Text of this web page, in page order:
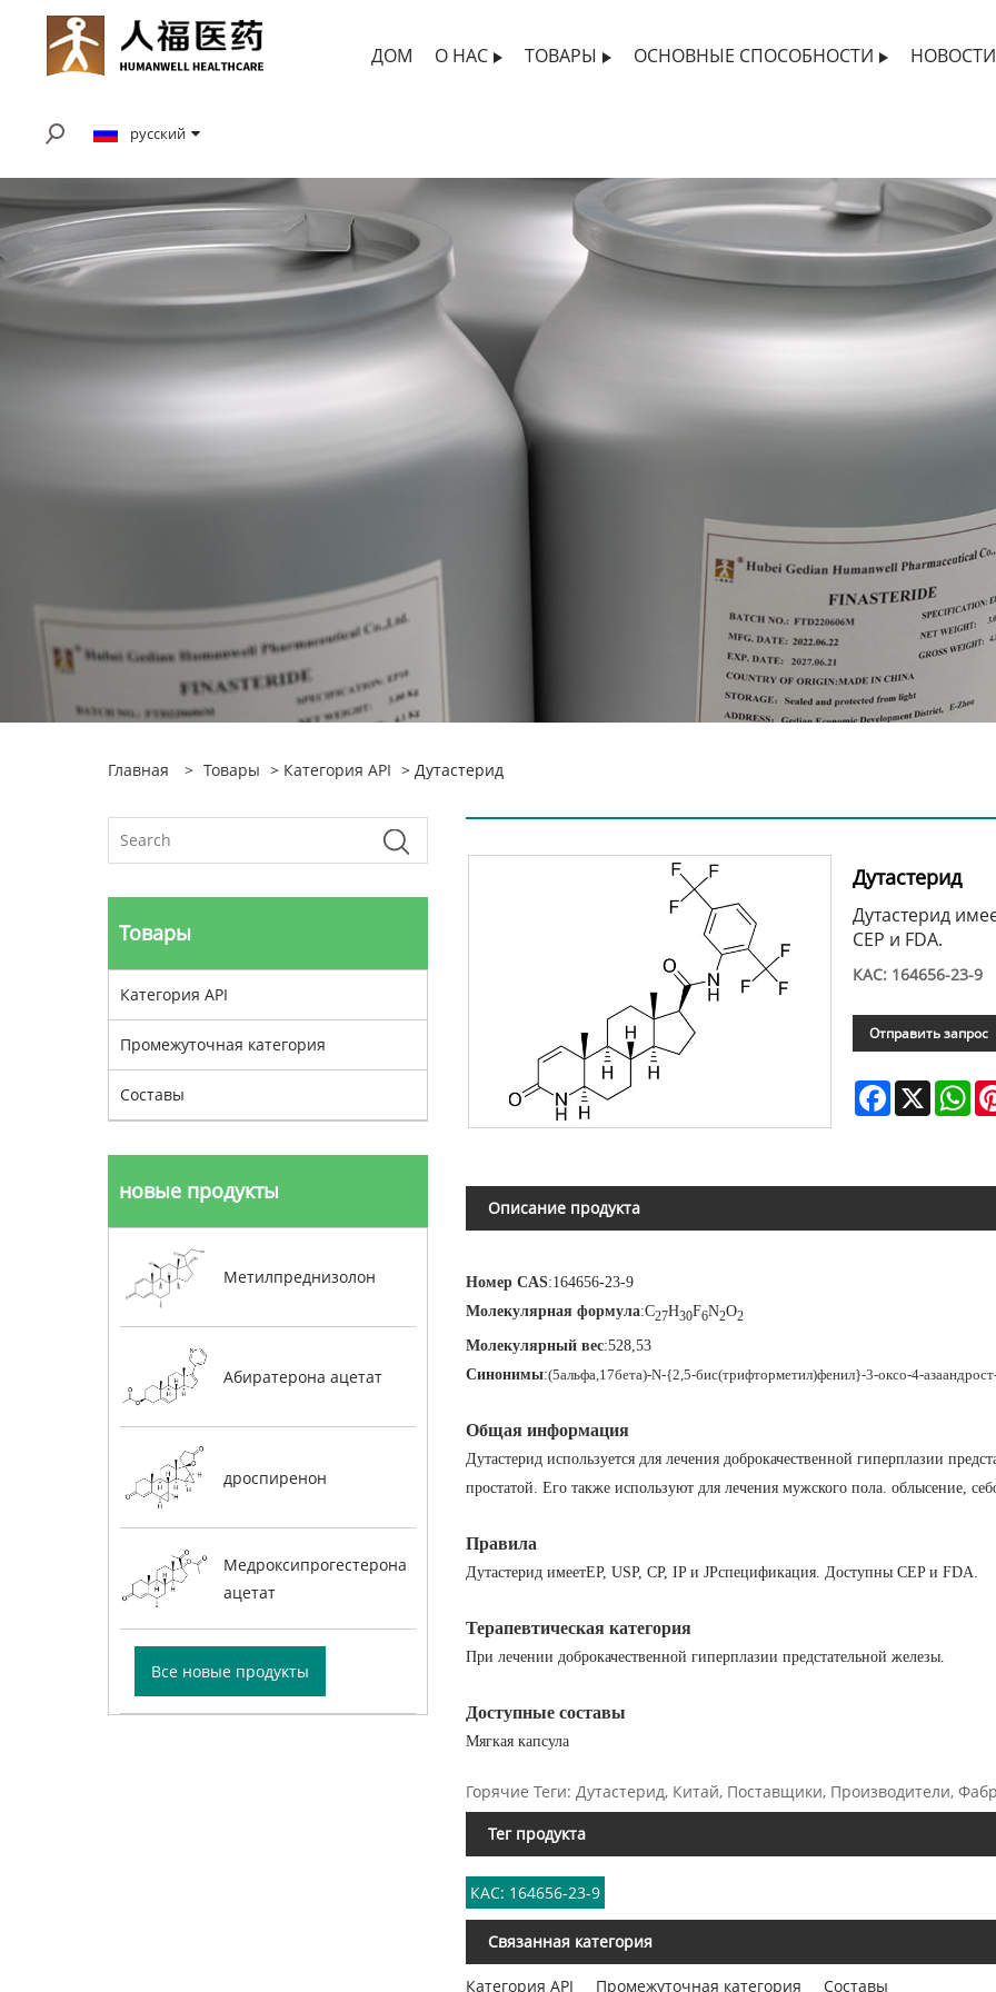
ДОМ О НАС ТОВАРЫ ОСНОВНЫЕ СПОСОБНОСТИ НОВОСТИ
русский
Главная > Товары > Категория API > Дутастерид
Товары
Категория API
Промежуточная категория
Составы
новые продукты
Метилпреднизолон
Абиратерона ацетат
дроспиренон
Медроксипрогестерона
ацетат
Все новые продукты
Дутастерид
Дутастерид
CEP и FDA.
КАС: 164656-23-9
Отправить запрос
Facebook
X
Описание продукта
Номер CAS:164656-23-9
Молекулярная формула:С27H30F6N2O2
Молекулярный вес:528,53
Синонимы:(5альфа,17бета)-N-{2,5-бис(трифторметил)фенил}-3-оксо-4-
Общая информация
Дутастерид используется для лечения доброкачественной гиперплазии
простатой. Его также используют для лечения мужского пола. облысение,
Правила
Дутастерид имеетEP, USP, CP, IP и JPспецификация. Доступны CEP и FDA.
Терапевтическая категория
При лечении доброкачественной гиперплазии предстательной железы.
Доступные составы
Мягкая капсула
Горячие Теги: Дутастерид, Китай, Поставщики, Производители,
Тег продукта
КАС: 164656-23-9
Связанная категория
Категория API Промежуточная категория Составы